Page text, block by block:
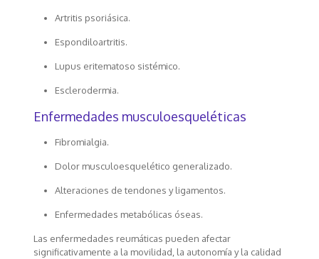
Artritis psoriásica.
Espondiloartritis.
Lupus eritematoso sistémico.
Esclerodermia.
Enfermedades musculoesqueléticas
Fibromialgia.
Dolor musculoesquelético generalizado.
Alteraciones de tendones y ligamentos.
Enfermedades metabólicas óseas.
Las enfermedades reumáticas pueden afectar
significativamente a la movilidad, la autonomía y la calidad